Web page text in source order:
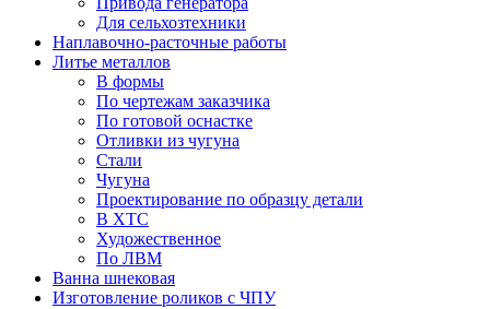
Для сельхозтехники
Наплавочно-расточные работы
Литье металлов
В формы
По чертежам заказчика
По готовой оснастке
Отливки из чугуна
Стали
Чугуна
Проектирование по образцу детали
В ХТС
Художественное
По ЛВМ
Ванна шнековая
Изготовление роликов с ЧПУ